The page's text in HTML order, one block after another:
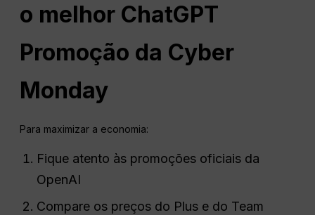
o melhor ChatGPT
Promoção da Cyber
Monday
Para maximizar a economia:
Fique atento às promoções oficiais da
OpenAI
Compare os preços do Plus e do Team